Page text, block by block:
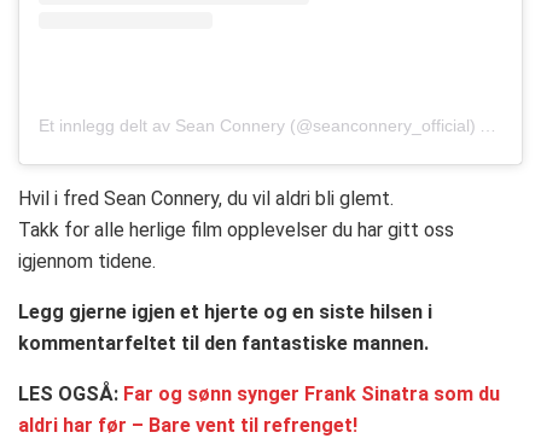
Et innlegg delt av Sean Connery (@seanconnery_official)
Hvil i fred Sean Connery, du vil aldri bli glemt.
Takk for alle herlige film opplevelser du har gitt oss
igjennom tidene.
Legg gjerne igjen et hjerte og en siste hilsen i
kommentarfeltet til den fantastiske mannen.
LES OGSÅ: Far og sønn synger Frank Sinatra som du
aldri har før – Bare vent til refrenget!